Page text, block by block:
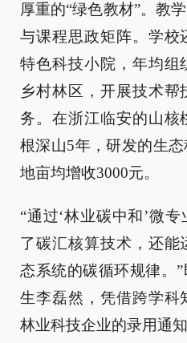
厚重的“绿色教材”。教
与课程思政矩阵。学校
特色科技小院，年均组
乡村林区，开展技术帮
务。在浙江临安的山核
根深山5年，研发的生
地亩均增收3000元。
“通过‘林业碳中和’微
了碳汇核算技术，还能
态系统的碳循环规律。
生李磊然，凭借跨学科
林业科技企业的录用通知